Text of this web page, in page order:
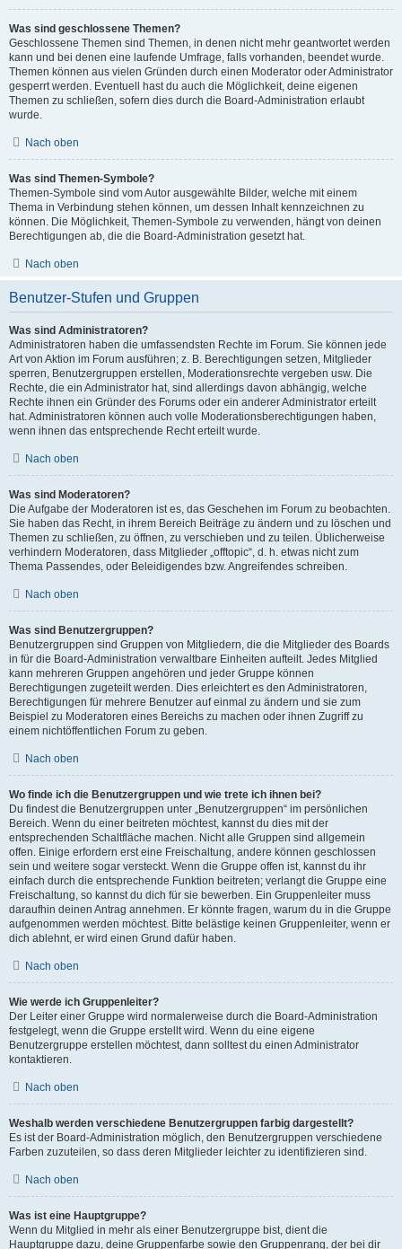
Was sind geschlossene Themen?
Geschlossene Themen sind Themen, in denen nicht mehr geantwortet werden
kann und bei denen eine laufende Umfrage, falls vorhanden, beendet wurde.
Themen können aus vielen Gründen durch einen Moderator oder Administrator
gesperrt werden. Eventuell hast du auch die Möglichkeit, deine eigenen
Themen zu schließen, sofern dies durch die Board-Administration erlaubt
wurde.
Nach oben
Was sind Themen-Symbole?
Themen-Symbole sind vom Autor ausgewählte Bilder, welche mit einem
Thema in Verbindung stehen können, um dessen Inhalt kennzeichnen zu
können. Die Möglichkeit, Themen-Symbole zu verwenden, hängt von deinen
Berechtigungen ab, die die Board-Administration gesetzt hat.
Nach oben
Benutzer-Stufen und Gruppen
Was sind Administratoren?
Administratoren haben die umfassendsten Rechte im Forum. Sie können jede
Art von Aktion im Forum ausführen; z. B. Berechtigungen setzen, Mitglieder
sperren, Benutzergruppen erstellen, Moderationsrechte vergeben usw. Die
Rechte, die ein Administrator hat, sind allerdings davon abhängig, welche
Rechte ihnen ein Gründer des Forums oder ein anderer Administrator erteilt
hat. Administratoren können auch volle Moderationsberechtigungen haben,
wenn ihnen das entsprechende Recht erteilt wurde.
Nach oben
Was sind Moderatoren?
Die Aufgabe der Moderatoren ist es, das Geschehen im Forum zu beobachten.
Sie haben das Recht, in ihrem Bereich Beiträge zu ändern und zu löschen und
Themen zu schließen, zu öffnen, zu verschieben und zu teilen. Üblicherweise
verhindern Moderatoren, dass Mitglieder „offtopic“, d. h. etwas nicht zum
Thema Passendes, oder Beleidigendes bzw. Angreifendes schreiben.
Nach oben
Was sind Benutzergruppen?
Benutzergruppen sind Gruppen von Mitgliedern, die die Mitglieder des Boards
in für die Board-Administration verwaltbare Einheiten aufteilt. Jedes Mitglied
kann mehreren Gruppen angehören und jeder Gruppe können
Berechtigungen zugeteilt werden. Dies erleichtert es den Administratoren,
Berechtigungen für mehrere Benutzer auf einmal zu ändern und sie zum
Beispiel zu Moderatoren eines Bereichs zu machen oder ihnen Zugriff zu
einem nichtöffentlichen Forum zu geben.
Nach oben
Wo finde ich die Benutzergruppen und wie trete ich ihnen bei?
Du findest die Benutzergruppen unter „Benutzergruppen“ im persönlichen
Bereich. Wenn du einer beitreten möchtest, kannst du dies mit der
entsprechenden Schaltfläche machen. Nicht alle Gruppen sind allgemein
offen. Einige erfordern erst eine Freischaltung, andere können geschlossen
sein und weitere sogar versteckt. Wenn die Gruppe offen ist, kannst du ihr
einfach durch die entsprechende Funktion beitreten; verlangt die Gruppe eine
Freischaltung, so kannst du dich für sie bewerben. Ein Gruppenleiter muss
daraufhin deinen Antrag annehmen. Er könnte fragen, warum du in die Gruppe
aufgenommen werden möchtest. Bitte belästige keinen Gruppenleiter, wenn er
dich ablehnt, er wird einen Grund dafür haben.
Nach oben
Wie werde ich Gruppenleiter?
Der Leiter einer Gruppe wird normalerweise durch die Board-Administration
festgelegt, wenn die Gruppe erstellt wird. Wenn du eine eigene
Benutzergruppe erstellen möchtest, dann solltest du einen Administrator
kontaktieren.
Nach oben
Weshalb werden verschiedene Benutzergruppen farbig dargestellt?
Es ist der Board-Administration möglich, den Benutzergruppen verschiedene
Farben zuzuteilen, so dass deren Mitglieder leichter zu identifizieren sind.
Nach oben
Was ist eine Hauptgruppe?
Wenn du Mitglied in mehr als einer Benutzergruppe bist, dient die
Hauptgruppe dazu, deine Gruppenfarbe sowie den Gruppenrang, der bei dir